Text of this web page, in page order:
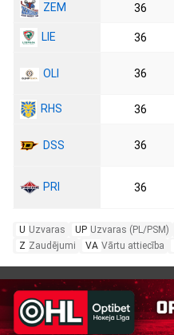
ZEM 36
LIE 36
OLI 36
RHS 36
DSS 36
PRI 36
U Uzvaras UP Uzvaras (PL/PSM)
Z Zaudējumi VA Vārtu attiecība